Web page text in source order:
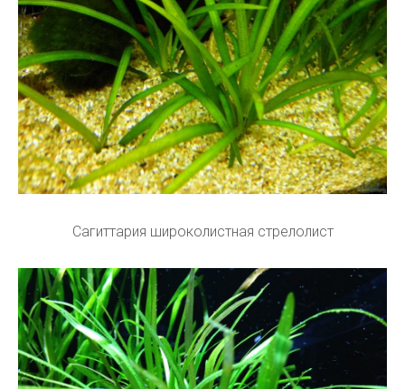
Сагиттария широколистная стрелолист